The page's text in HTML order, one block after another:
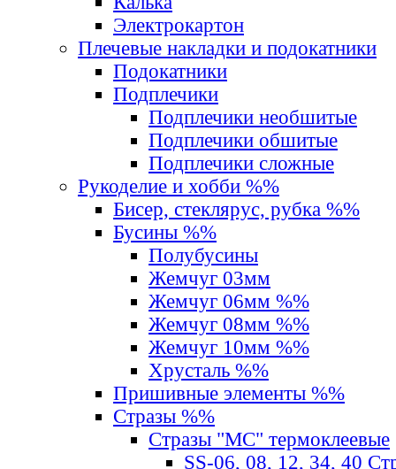
Электрокартон
Плечевые накладки и подокатники
Подокатники
Подплечики
Подплечики необшитые
Подплечики обшитые
Подплечики сложные
Рукоделие и хобби %%
Бисер, стеклярус, рубка %%
Бусины %%
Полубусины
Жемчуг 03мм
Жемчуг 06мм %%
Жемчуг 08мм %%
Жемчуг 10мм %%
Хрусталь %%
Пришивные элементы %%
Стразы %%
Стразы "MС" термоклеевые
SS-06, 08, 12, 34, 40